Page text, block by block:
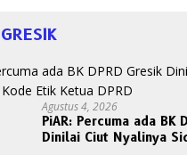
Agustus 4, 2026
PiAR: Percuma ada BK
Dinilai Ciut Nyalinya